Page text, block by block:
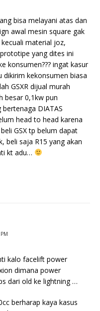
bisa melayani atas dan
awal mesin square gak
material joz,
yang dites ini
konsumen??? ingat kasur
kekonsumen biasa
GSXR dijual murah
besar 0,1kw pun
DIATAS
head to head karena
GSX tp belum dapat
beli saja R15 yang akan
kt adu…
kalo facelift power
dimana power
dari old ke lightning …
berharap kaya kasus